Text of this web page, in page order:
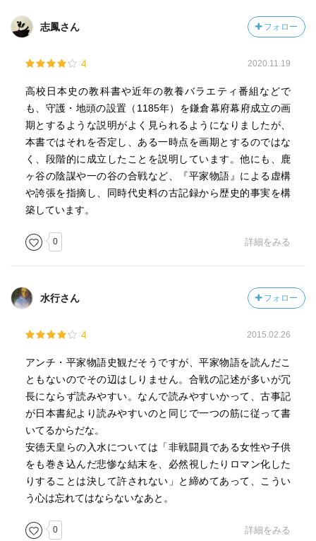
志鳳さん フォロー
4 2020.11.19
高校日本史の教科書や近年の教養バラエティ番組などで
も、守護・地頭の設置（1185年）を鎌倉幕府幕府成立の画
期とするような説明がよく見られるようになりましたが、
本書ではそれを否定し、ある一時点を画期とするのではな
く、段階的に成立したことを説明しています。他にも、鹿
ヶ谷の陰謀や一の谷の合戦など、『平家物語』による虚構
や誇張を指摘し、同時代史料の古記録から歴史的事実を構
築しています。
0 詳細をみる
水行さん フォロー
4 2015.02.26
アンチ・平家物語史観だそうですが、平家物語を読んだこ
ともないのでその辺はしりません。合戦の記述が多いが冗
長にならず読みやすい。なんで読みやすいかって、古事記
が日本書紀より読みやすいのと同じで一つの筋に従って書
いてるからだな。
安徳天皇らの入水については「非戦闘員である女性や子供
をも巻き込んだ悲惨な結末を、必然視したりロマン化した
りすることは決して許されない」と締めてあって、こうい
う心は忘れてはならないなあと。
0 詳細をみる